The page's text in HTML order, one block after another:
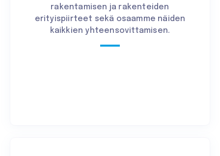
rakentamisen ja rakenteiden
erityispiirteet sekä osaamme näiden
kaikkien yhteensovittamisen.